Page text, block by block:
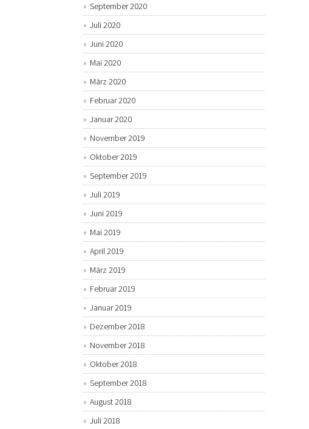
September 2020
Juli 2020
Juni 2020
Mai 2020
März 2020
Februar 2020
Januar 2020
November 2019
Oktober 2019
September 2019
Juli 2019
Juni 2019
Mai 2019
April 2019
März 2019
Februar 2019
Januar 2019
Dezember 2018
November 2018
Oktober 2018
September 2018
August 2018
Juli 2018